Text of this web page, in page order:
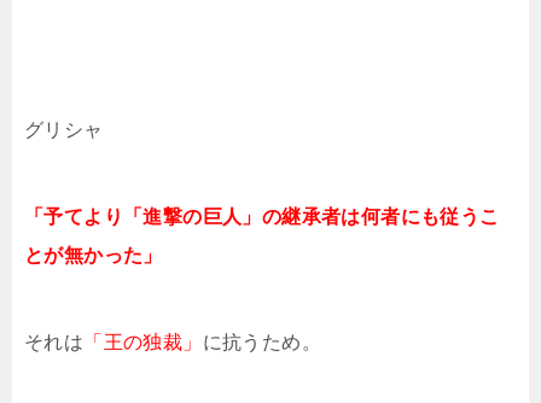
グリシャ
「予てより「進撃の巨人」の継承者は何者にも従うこ
とが無かった」
それは 「王の独裁」 に抗うため。